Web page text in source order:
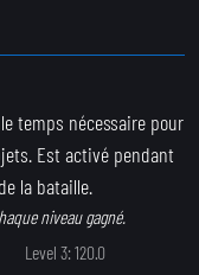
temps nécessaire pour
Est activé pendant
la bataille.
niveau gagné.
Level 3: 120.0